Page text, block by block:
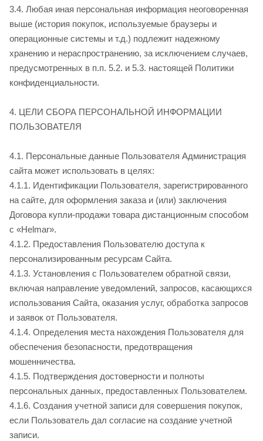
3.4. Любая иная персональная информация неоговоренная
выше (история покупок, используемые браузеры и
операционные системы и т.д.) подлежит надежному
хранению и нераспространению, за исключением случаев,
предусмотренных в п.п. 5.2. и 5.3. настоящей Политики
конфиденциальности.
4. ЦЕЛИ СБОРА ПЕРСОНАЛЬНОЙ ИНФОРМАЦИИ
ПОЛЬЗОВАТЕЛЯ
4.1. Персональные данные Пользователя Администрация
сайта может использовать в целях:
4.1.1. Идентификации Пользователя, зарегистрированного
на сайте, для оформления заказа и (или) заключения
Договора купли-продажи товара дистанционным способом
с «Helmar».
4.1.2. Предоставления Пользователю доступа к
персонализированным ресурсам Сайта.
4.1.3. Установления с Пользователем обратной связи,
включая направление уведомлений, запросов, касающихся
использования Сайта, оказания услуг, обработка запросов
и заявок от Пользователя.
4.1.4. Определения места нахождения Пользователя для
обеспечения безопасности, предотвращения
мошенничества.
4.1.5. Подтверждения достоверности и полноты
персональных данных, предоставленных Пользователем.
4.1.6. Создания учетной записи для совершения покупок,
если Пользователь дал согласие на создание учетной
записи.